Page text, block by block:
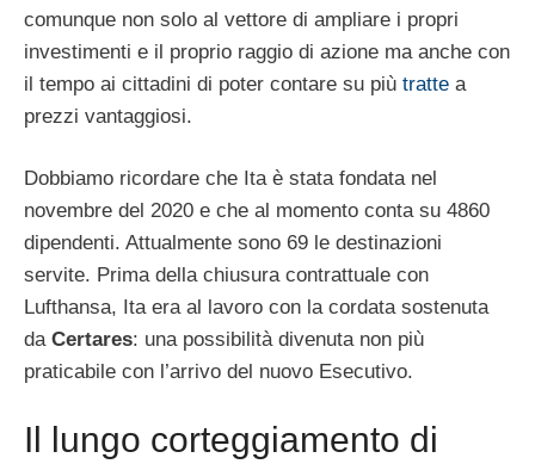
comunque non solo al vettore di ampliare i propri
investimenti e il proprio raggio di azione ma anche con
il tempo ai cittadini di poter contare su più tratte a
prezzi vantaggiosi.
Dobbiamo ricordare che Ita è stata fondata nel
novembre del 2020 e che al momento conta su 4860
dipendenti. Attualmente sono 69 le destinazioni
servite. Prima della chiusura contrattuale con
Lufthansa, Ita era al lavoro con la cordata sostenuta
da Certares: una possibilità divenuta non più
praticabile con l’arrivo del nuovo Esecutivo.
Il lungo corteggiamento di